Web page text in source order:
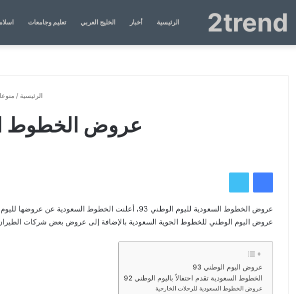
2trend الرئيسية أخبار الخليج العربي تعليم وجامعات
الرئيسية /
عروض الخطوط
فيسبوك تويتر
عروض الخطوط السعودية لليوم الوطني 93،
عروض اليوم الوطني للخطوط الجوية السعودية بالإضافة إلى عروض بعض شركات
عروض اليوم الوطني 93
الخطوط السعودية تقدم احتفالاً باليوم الوطني 92
عروض الخطوط السعودية للرحلات الخارجية